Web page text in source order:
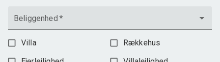
Beliggenhed *
Villa
Rækkehus